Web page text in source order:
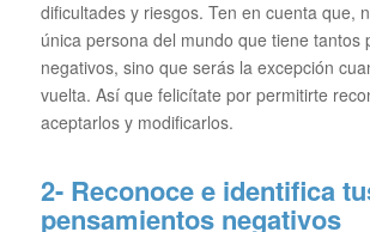
dificultades y riesgos. Ten en cuenta que,
única persona del mundo que tiene tantos
negativos, sino que serás la excepción
vuelta. Así que felicítate por permitirte
aceptarlos y modificarlos.
2- Reconoce e identifica
pensamientos negativos